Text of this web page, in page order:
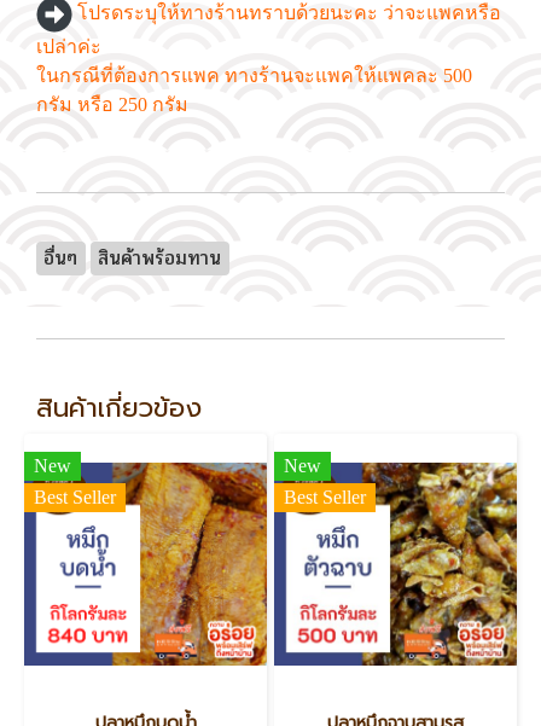
โปรดระบุให้ทางร้านทราบด้วยนะคะ ว่าจะแพคหรือ
เปล่าค่ะ
ในกรณีที่ต้องการแพค ทางร้านจะแพคให้แพคละ 500
กรัม หรือ 250 กรัม
อื่นๆ สินค้าพร้อมทาน
สินค้าเกี่ยวข้อง
New
Best Seller
New
Best Seller